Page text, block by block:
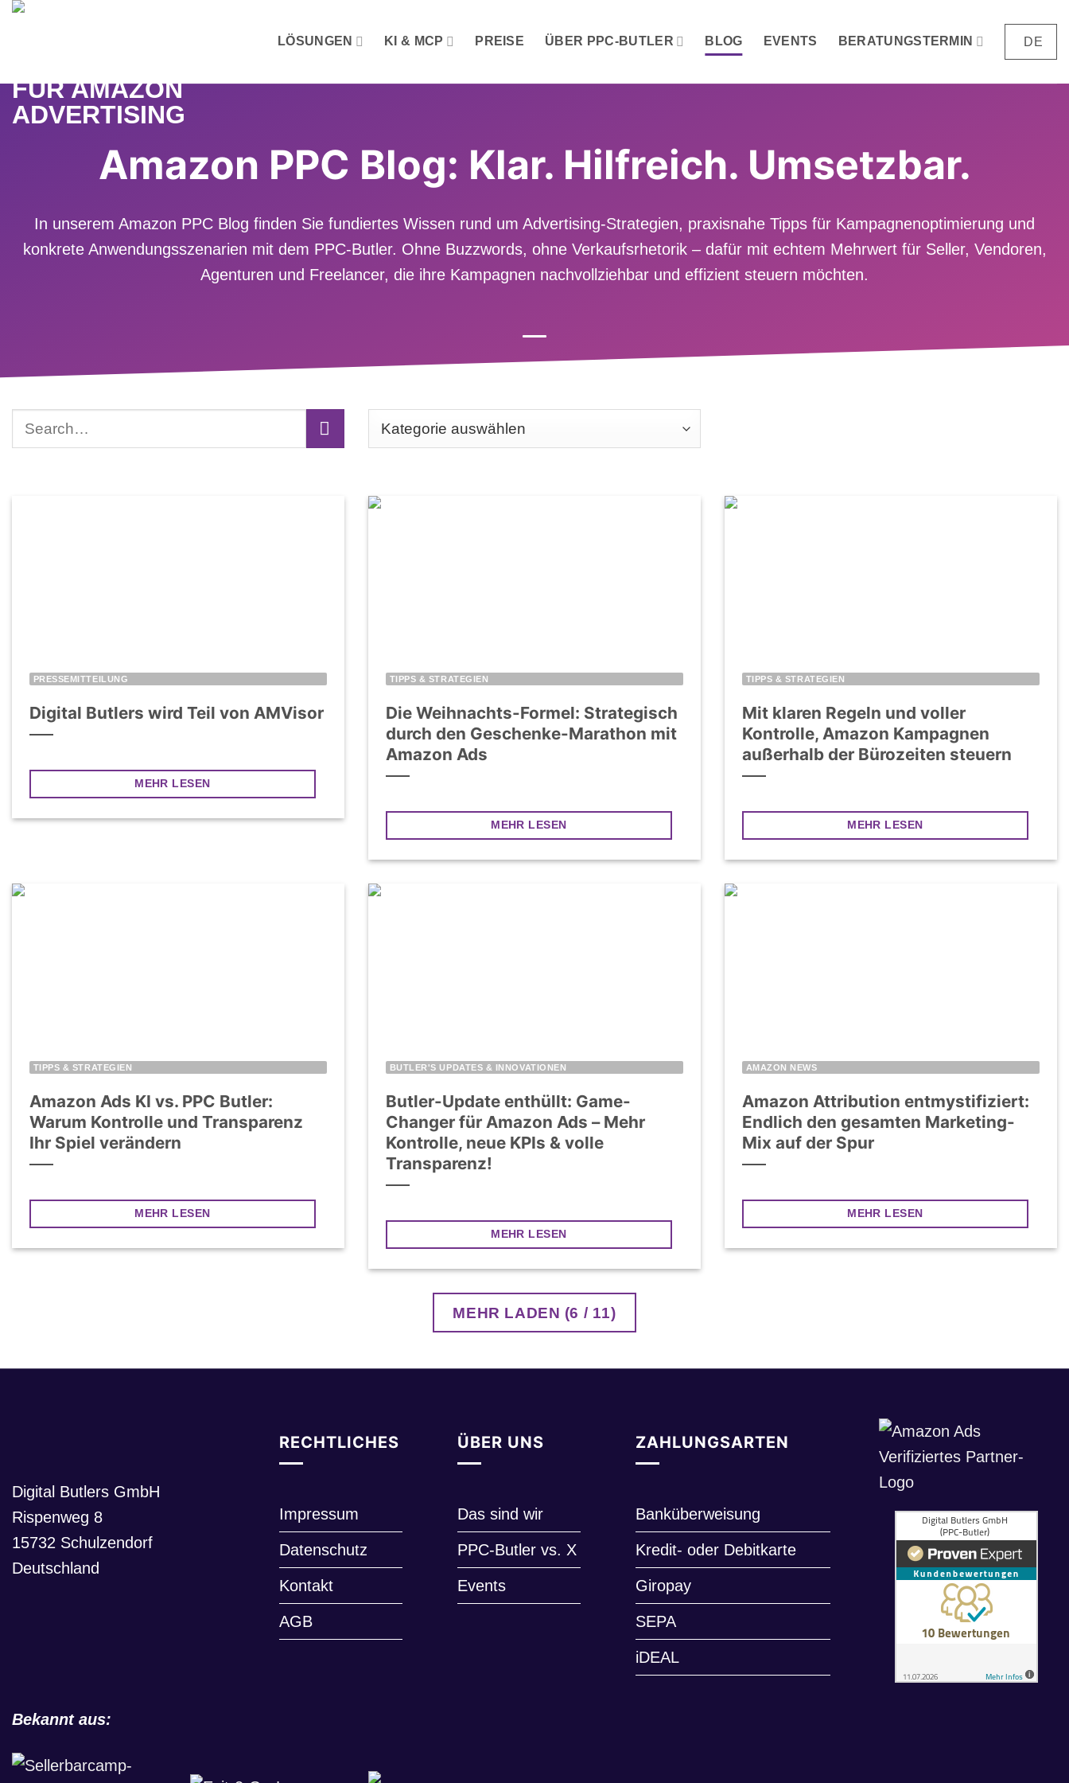
Zum
LÖSUNGEN KI & MCP PREISE ÜBER PPC-BUTLER BLOG EVENTS BERATUNGSTERMIN DE
Amazon PPC Blog: Klar. Hilfreich. Umsetzbar.
In unserem Amazon PPC Blog finden Sie fundiertes Wissen rund um Advertising-Strategien, praxisnahe Tipps für Kampagnenoptimierung und
konkrete Anwendungsszenarien mit dem PPC-Butler. Ohne Buzzwords, ohne Verkaufsrhetorik – dafür mit echtem Mehrwert für Seller, Vendoren,
Agenturen und Freelancer, die ihre Kampagnen nachvollziehbar und effizient steuern möchten.
Categories
PRESSEMITTEILUNG
Digital Butlers wird Teil von AMVisor
MEHR LESEN
TIPPS & STRATEGIEN
Die Weihnachts-Formel: Strategisch
durch den Geschenke-Marathon mit
Amazon Ads
MEHR LESEN
TIPPS & STRATEGIEN
Mit klaren Regeln und voller
Kontrolle, Amazon Kampagnen
außerhalb der Bürozeiten steuern
MEHR LESEN
TIPPS & STRATEGIEN
Amazon Ads KI vs. PPC Butler:
Warum Kontrolle und Transparenz
Ihr Spiel verändern
MEHR LESEN
BUTLER'S UPDATES & INNOVATIONEN
Butler-Update enthüllt: Game-
Changer für Amazon Ads – Mehr
Kontrolle, neue KPIs & volle
Transparenz!
MEHR LESEN
AMAZON NEWS
Amazon Attribution entmystifiziert:
Endlich den gesamten Marketing-
Mix auf der Spur
MEHR LESEN
MEHR LADEN (6 / 11)
Digital Butlers GmbH
Rispenweg 8
15732 Schulzendorf
Deutschland
RECHTLICHES
Impressum
Datenschutz
Kontakt
AGB
ÜBER UNS
Das sind wir
PPC-Butler vs. X
Events
ZAHLUNGSARTEN
Banküberweisung
Kredit- oder Debitkarte
Giropay
SEPA
iDEAL
Bekannt aus: